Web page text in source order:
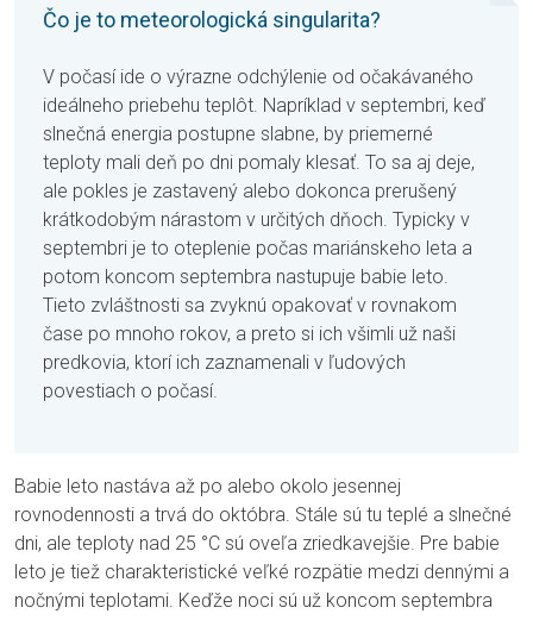
Čo je to meteorologická singularita?
V počasí ide o výrazne odchýlenie od očakávaného
ideálneho priebehu teplôt. Napríklad v septembri, keď
slnečná energia postupne slabne, by priemerné
teploty mali deň po dni pomaly klesať. To sa aj deje,
ale pokles je zastavený alebo dokonca prerušený
krátkodobým nárastom v určitých dňoch. Typicky v
septembri je to oteplenie počas mariánskeho leta a
potom koncom septembra nastupuje babie leto.
Tieto zvláštnosti sa zvyknú opakovať v rovnakom
čase po mnoho rokov, a preto si ich všimli už naši
predkovia, ktorí ich zaznamenali v ľudových
povestiach o počasí.
Babie leto nastáva až po alebo okolo jesennej
rovnodennosti a trvá do októbra. Stále sú tu teplé a slnečné
dni, ale teploty nad 25 °C sú oveľa zriedkavejšie. Pre babie
leto je tiež charakteristické veľké rozpätie medzi dennými a
nočnými teplotami. Keďže noci sú už koncom septembra